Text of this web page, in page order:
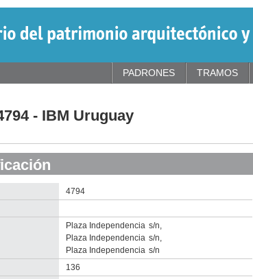
- IBM Uruguay
4794
no
info-
Plaza Independencia s/n,
Plaza Independencia s/n,
Plaza Independencia s/n
136
PADRONES TRAMOS